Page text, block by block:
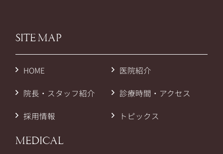
SITE MAP
HOME 医院紹介
院長・スタッフ紹介 診療時間・アクセス
採用情報 トピックス
MEDICAL